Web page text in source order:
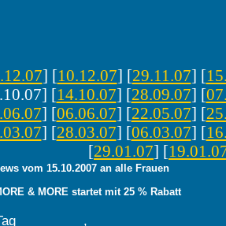
] [10.12.07] [29.11.07] [
[14.10.07] [28.09.07] [
] [06.06.07] [22.05.07] [
] [28.03.07] [06.03.07] [
[29.01.07] [
vom 15.10.2007 an alle Frauen
& MORE startet mit 25 % Rabatt
_________,